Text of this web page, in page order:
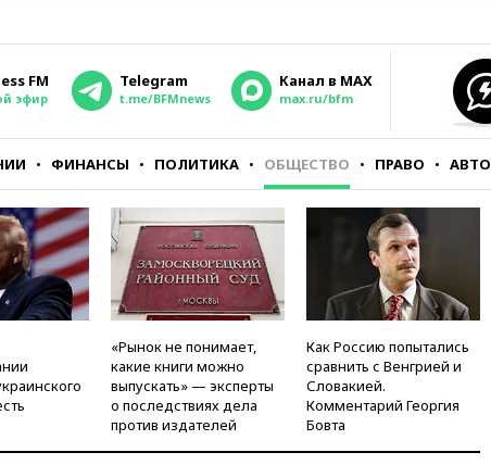
FM
эфир
Telegram
t.me/BFMnews
Канал в MAX
max.ru/bfm
ФИНАНСЫ ПОЛИТИКА ОБЩЕСТВО ПРАВО АВТО
«Рынок не понимает,
какие книги можно
выпускать» — эксперты
о последствиях дела
против издателей
Как Россию попытались
сравнить с Венгрией и
Словакией.
Комментарий Георгия
Бовта